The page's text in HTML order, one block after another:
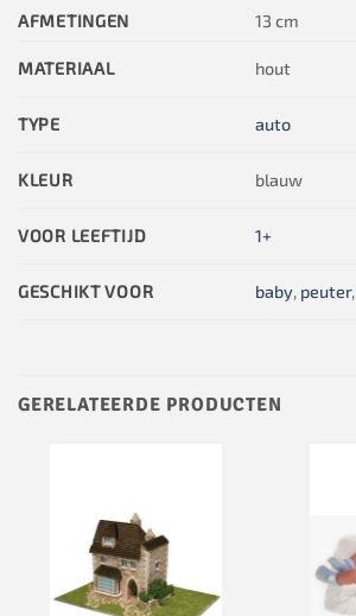
AFMETINGEN 13 cm
MATERIAAL hout
TYPE auto
KLEUR blauw
VOOR LEEFTIJD 1+
GESCHIKT VOOR baby, peuter,
GERELATEERDE PRODUCTEN